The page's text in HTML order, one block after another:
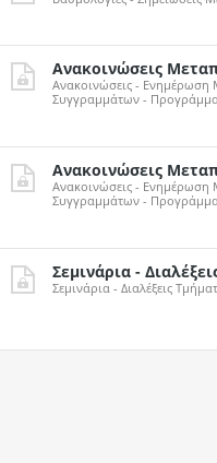
Ανακοινώσεις
Ανακοινώσεις -
Συγγραμμάτων -
Ανακοινώσεις
Ανακοινώσεις -
Συγγραμμάτων -
Σεμινάρια -
Σεμινάρια - Διαλέξεις